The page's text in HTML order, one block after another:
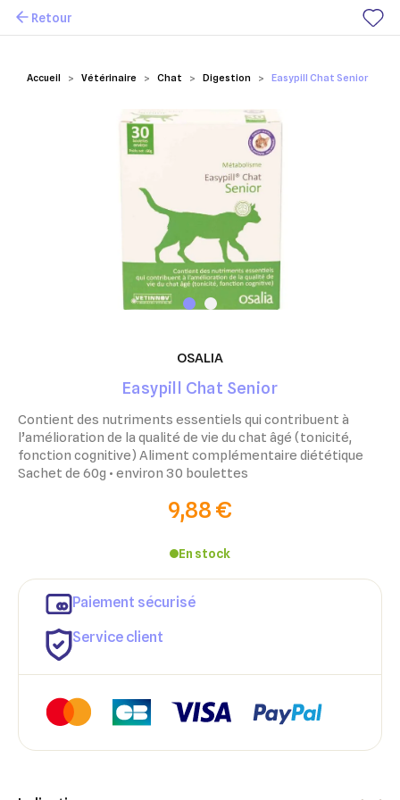
Mes favoris
Accueil Vétérinaire Chat Digestion Easypill Chat Senior
Retour
OSALIA
Easypill Chat Senior
Contient des nutriments essentiels qui contribuent à
l’amélioration de la qualité de vie du chat âgé (tonicité,
fonction cognitive) Aliment complémentaire diététique
Sachet de 60g • environ 30 boulettes
9,88 €
En stock
Paiement sécurisé
Service client
Créer une liste d'envies
Connexion